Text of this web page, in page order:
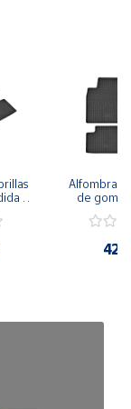
Alfombras
de goma